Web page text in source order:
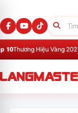
Vàng 2021 Hàng Việt